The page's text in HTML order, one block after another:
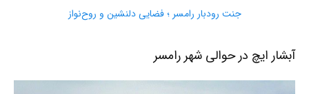
جنت رودبار رامسر ؛ فضایی دلنشین و روح‌نواز
آبشار ایچ در حوالی شهر رامسر